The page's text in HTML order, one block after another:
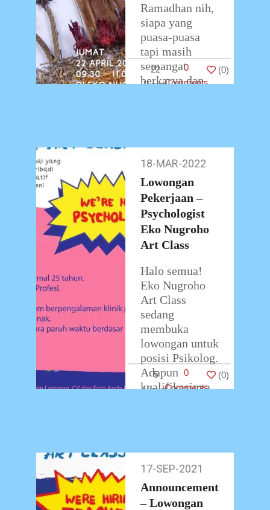
Ramadhan nih,
siapa yang
puasa-puasa
tapi masih
semangat
berkarya dan
22
0
Comments
(0)
Mar-
2022
18-MAR-2022
Lowongan
Pekerjaan –
Psychologist
Eko Nugroho
Art Class
Halo semua!
Eko Nugroho
Art Class
sedang
membuka
lowongan untuk
posisi Psikolog.
Adapun
kualifikasinya
Psikologi
Profesi
Memiliki
5
0
Comments
(0)
Sep-
2021
17-SEP-2021
Announcement
– Lowongan